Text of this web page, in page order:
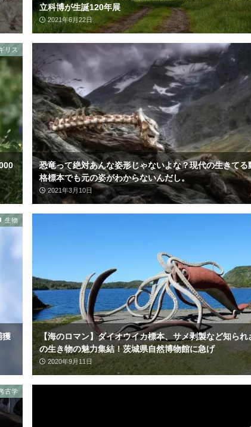
立科博が生誕120年展
2021年6月22日
リス
恐竜って絶対あんな姿形じゃないよな？現代の生きてる
格標本でも元の姿がわからないんだし。
2021年3月10日
生物
獲
【海のロマン】ダイオウイカ標本、サメ剥製など知られ
の生き物の魅力集結！茨城県自然博物館に急げ
2020年9月11日
古学